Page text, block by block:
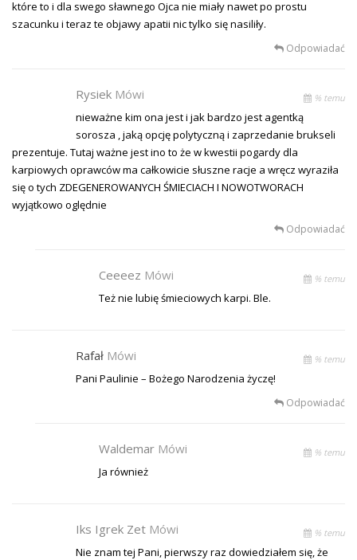
które to i dla swego sławnego Ojca nie miały nawet po prostu
szacunku i teraz te objawy apatii nic tylko się nasiliły.
Odpowiadać
Rysiek Mówi % temu
nieważne kim ona jest i jak bardzo jest agentką
sorosza , jaką opcję polytyczną i zaprzedanie brukseli
prezentuje. Tutaj ważne jest ino to że w kwestii pogardy dla
karpiowych oprawców ma całkowicie słuszne racje a wręcz wyraziła
się o tych ZDEGENEROWANYCH ŚMIECIACH I NOWOTWORACH
wyjątkowo oględnie
Odpowiadać
Ceeeez Mówi % temu
Też nie lubię śmieciowych karpi. Ble.
Rafał Mówi % temu
Pani Paulinie – Bożego Narodzenia życzę!
Odpowiadać
Waldemar Mówi % temu
Ja również
Iks Igrek Zet Mówi % temu
Nie znam tej Pani, pierwszy raz dowiedziałem się, że